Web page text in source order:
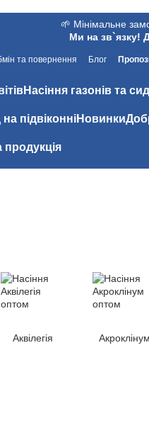
🌱 Мінімальне
Ми на зв`язку!
та повернення Блог
Насіння газонів та
підвіконніНовинки
Аквілегія Акроклінум